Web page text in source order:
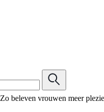
Zo beleven vrouwen meer